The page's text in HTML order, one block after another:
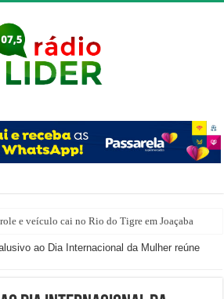
e veículo cai no Rio do Tigre em Joaçaba
ao Dia Internacional da Mulher reúne